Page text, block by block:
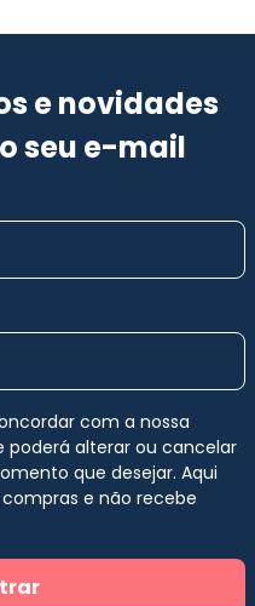
e novidades
seu e-mail
com a nossa
poderá alterar ou cancelar
que desejar. Aqui
e não recebe